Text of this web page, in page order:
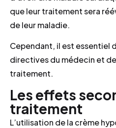
que leur traitement sera
de leur maladie.
Cependant, il est essentiel
directives du médecin et
traitement.
Les effets
traitement
L’utilisation de la crème